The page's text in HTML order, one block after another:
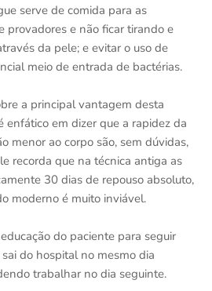
serve de comida para as
provadores e não ficar tirando e
da pele; e evitar o uso de
meio de entrada de bactérias.
a principal vantagem desta
enfático em dizer que a rapidez da
menor ao corpo são, sem dúvidas,
recorda que na técnica antiga as
30 dias de repouso absoluto,
moderno é muito inviável.
do paciente para seguir
do hospital no mesmo dia
trabalhar no dia seguinte.